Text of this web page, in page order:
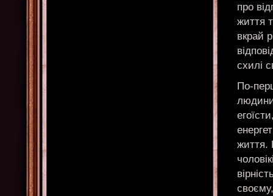
про
життя
вкрай
схилі
По-
життя.